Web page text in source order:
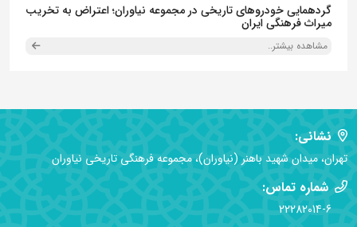
گردهمایی خودروهای تاریخی در مجموعه نیاوران؛ اعتراض به تخریب
میراث فرهنگی ایران
مشاهده بیشتر..
نشانی:
تهران، میدان شهید باهنر (نیاوران)، مجموعه فرهنگی تاریخی نیاوران
شماره تماس:
22282014-6